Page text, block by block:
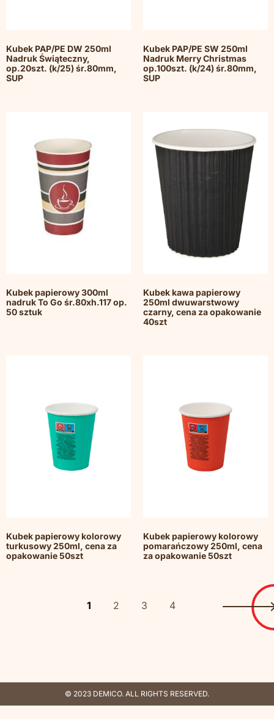
Kubek PAP/PE DW 250ml
Nadruk Świąteczny,
op.20szt. (k/25) śr.80mm,
SUP
Kubek PAP/PE SW 250ml
Nadruk Merry Christmas
op.100szt. (k/24) śr.80mm,
SUP
Kubek papierowy 300ml
nadruk To Go śr.80xh.117 op.
50 sztuk
Kubek kawa papierowy
250ml dwuwarstwowy
czarny, cena za opakowanie
40szt
Kubek papierowy kolorowy
turkusowy 250ml, cena za
opakowanie 50szt
Kubek papierowy kolorowy
pomarańczowy 250ml, cena
za opakowanie 50szt
1 2 3 4
© 2023 DEMICO. ALL RIGHTS RESERVED.